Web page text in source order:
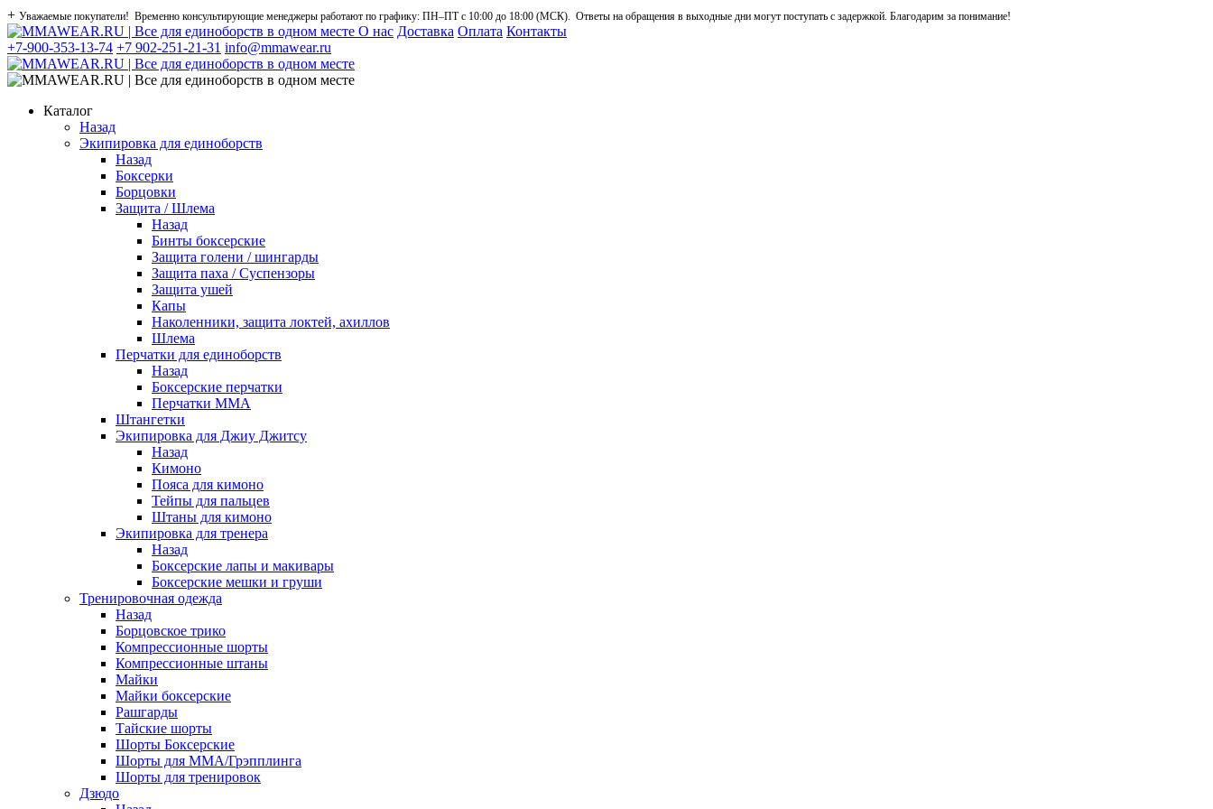
+ Уважаемые покупатели! Временно консультирующие менеджеры работают по графику: ПН–ПТ с 10:00 до 18:00 (МСК). Ответы на обращения в выходные дни могут поступать с задержкой. Благодарим за понимание!
О нас Доставка Оплата Контакты
+7-900-353-13-74 +7 902-251-21-31 info@mmawear.ru
Каталог
Назад
Экипировка для единоборств
Назад
Боксерки
Борцовки
Защита / Шлема
Назад
Бинты боксерские
Защита голени / шингарды
Защита паха / Суспензоры
Защита ушей
Капы
Наколенники, защита локтей, ахиллов
Шлема
Перчатки для единоборств
Назад
Боксерские перчатки
Перчатки ММА
Штангетки
Экипировка для Джиу Джитсу
Назад
Кимоно
Пояса для кимоно
Тейпы для пальцев
Штаны для кимоно
Экипировка для тренера
Назад
Боксерские лапы и макивары
Боксерские мешки и груши
Тренировочная одежда
Назад
Борцовское трико
Компрессионные шорты
Компрессионные штаны
Майки
Майки боксерские
Рашгарды
Тайские шорты
Шорты Боксерские
Шорты для ММА/Грэпплинга
Шорты для тренировок
Дзюдо